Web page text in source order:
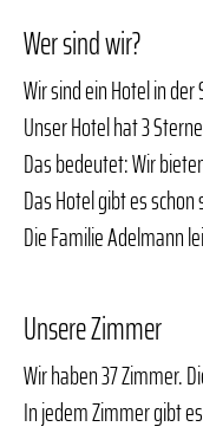
Wer sind wir?
Wir sind ein Hotel in
Unser Hotel hat 3
Das bedeutet: Wir
Das Hotel gibt es
Die Familie Adelmann
Unsere Zimmer
Wir haben 37 Zimmer.
In jedem Zimmer gibt